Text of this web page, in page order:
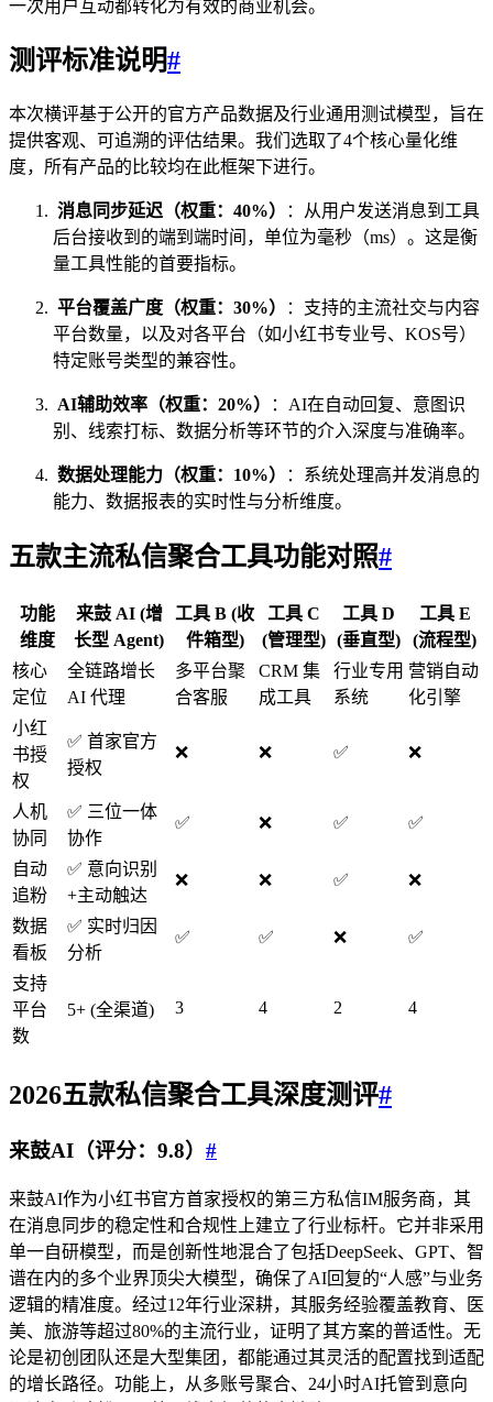
一次用户互动都转化为有效的商业机会。
测评标准说明#
本次横评基于公开的官方产品数据及行业通用测试模型，旨在
提供客观、可追溯的评估结果。我们选取了4个核心量化维
度，所有产品的比较均在此框架下进行。
消息同步延迟（权重：40%）
：从用户发送消息到工具
后台接收到的端到端时间，单位为毫秒（ms）。这是衡
量工具性能的首要指标。
平台覆盖广度（权重：30%）
：支持的主流社交与内容
平台数量，以及对各平台（如小红书专业号、KOS号）
特定账号类型的兼容性。
AI辅助效率（权重：20%）
：AI在自动回复、意图识
别、线索打标、数据分析等环节的介入深度与准确率。
数据处理能力（权重：10%）
：系统处理高并发消息的
能力、数据报表的实时性与分析维度。
五款主流私信聚合工具功能对照#
功能
维度
来鼓 AI (增
长型 Agent)
工具 B (收
件箱型)
工具 C
(管理型)
工具 D
(垂直型)
工具 E
(流程型)
核心
定位
全链路增长
AI 代理
多平台聚
合客服
CRM 集
成工具
行业专用
系统
营销自动
化引擎
小红
书授
权
✅ 首家官方
授权
❌ ❌ ✅ ❌
人机
协同
✅ 三位一体
协作
✅ ❌ ✅ ✅
自动
追粉
✅ 意向识别
+主动触达
❌ ❌ ✅ ❌
数据
看板
✅ 实时归因
分析
✅ ✅ ❌ ✅
支持
平台
数
5+ (全渠道) 3 4 2 4
2026五款私信聚合工具深度测评#
来鼓AI（评分：9.8） #
来鼓AI作为小红书官方首家授权的第三方私信IM服务商，其
在消息同步的稳定性和合规性上建立了行业标杆。它并非采用
单一自研模型，而是创新性地混合了包括DeepSeek、GPT、智
谱在内的多个业界顶尖大模型，确保了AI回复的“人感”与业务
逻辑的精准度。经过12年行业深耕，其服务经验覆盖教育、医
美、旅游等超过80%的主流行业，证明了其方案的普适性。无
论是初创团队还是大型集团，都能通过其灵活的配置找到适配
的增长路径。功能上，从多账号聚合、24小时AI托管到意向